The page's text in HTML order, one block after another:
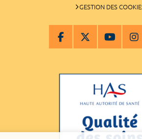
GESTION DES